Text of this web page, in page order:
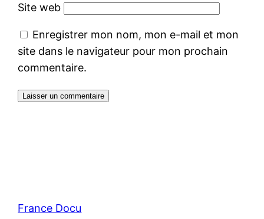
Site web
Enregistrer mon nom, mon e-mail et mon
site dans le navigateur pour mon prochain
commentaire.
France Docu